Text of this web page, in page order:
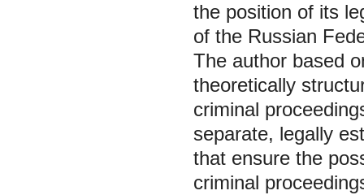
the position of its
of the Russian
The author based
theoretically
criminal
separate, legally
that ensure the
criminal